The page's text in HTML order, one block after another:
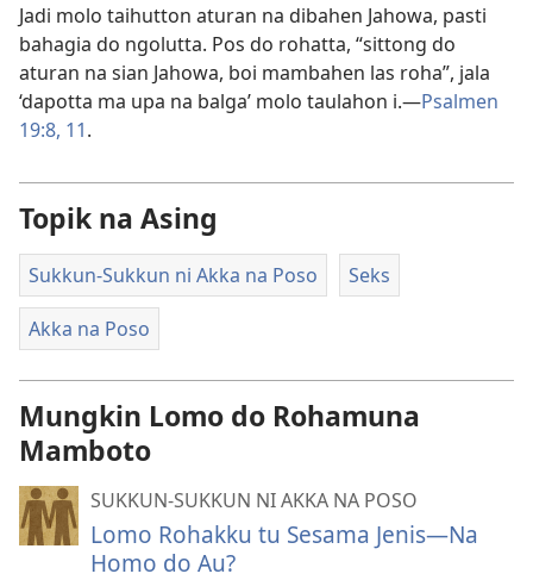
Jadi molo taihutton aturan na dibahen Jahowa, pasti
bahagia do ngolutta. Pos do rohatta, “sittong do
aturan na sian Jahowa, boi mambahen las roha”, jala
‘dapotta ma upa na balga’ molo taulahon i.​—Psalmen
19:8, 11.
Topik na Asing
Sukkun-Sukkun ni Akka na Poso Seks
Akka na Poso
Mungkin Lomo do Rohamuna
Mamboto
SUKKUN-SUKKUN NI AKKA NA POSO
Lomo Rohakku tu Sesama Jenis—Na
Homo do Au?